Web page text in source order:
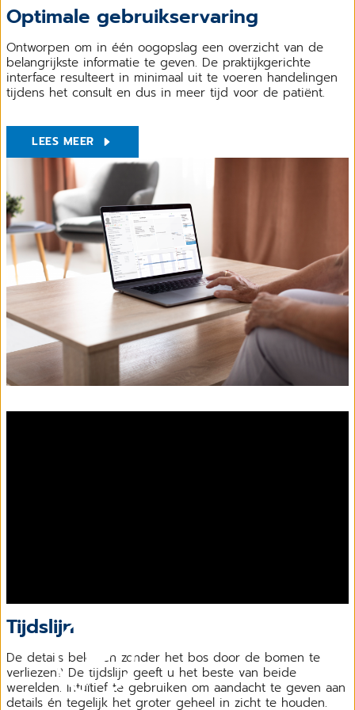
Optimale gebruikservaring
Ontworpen om in één oogopslag een overzicht van de
belangrijkste informatie te geven. De praktijkgerichte
interface resulteert in minimaal uit te voeren handelingen
tijdens het consult en dus in meer tijd voor de patiënt.
LEES MEER
Tijdslijn
De details bekijken zonder het bos door de bomen te
verliezen? De tijdslijn geeft u het beste van beide
werelden. Intuïtief te gebruiken om aandacht te geven aan
details én tegelijk het groter geheel in zicht te houden.